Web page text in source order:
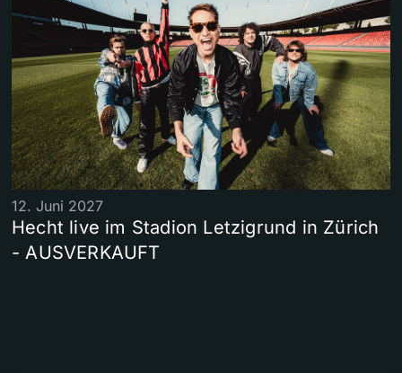
12. Juni 2027
Hecht live im Stadion Letzigrund in Zürich
- AUSVERKAUFT